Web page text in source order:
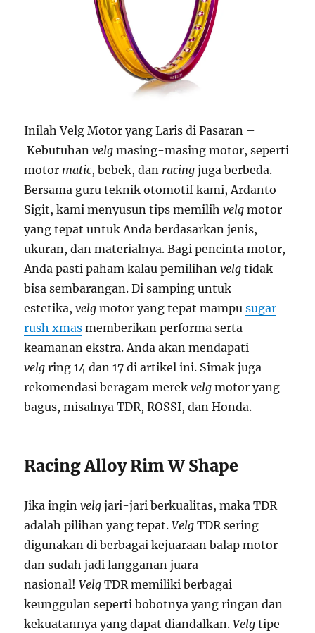
Inilah Velg Motor yang Laris di Pasaran –
Kebutuhanvelgmasing-masing motor, seperti
motor matic, bebek, dan racingjuga berbeda.
Bersama guru teknik otomotif kami, Ardanto
Sigit, kami menyusun tips memilihvelgmotor
yang tepat untuk Anda berdasarkan jenis,
ukuran, dan materialnya. Bagi pencinta motor,
Anda pasti paham kalau pemilihanvelgtidak
bisa sembarangan. Di samping untuk
estetika,velgmotor yang tepat mampusugar
rush xmas memberikan performa serta
keamanan ekstra. Anda akan mendapati
velg ring 14 dan 17 di artikel ini. Simak juga
rekomendasi beragam merekvelg motor yang
bagus, misalnya TDR, ROSSI, dan Honda.
Racing Alloy Rim W Shape
Jika inginvelgjari-jari berkualitas, maka TDR
adalah pilihan yang tepat.VelgTDR sering
digunakan di berbagai kejuaraan balap motor
dan sudah jadi langganan juara
nasional!VelgTDR memiliki berbagai
keunggulan seperti bobotnya yang ringan dan
kekuatannya yang dapat diandalkan.Velgtipe